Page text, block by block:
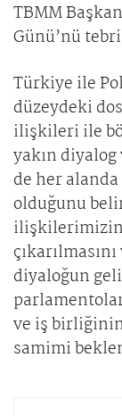
TBMM
Günü’nü
Türkiye ile
düzeydeki
ilişkileri ile
yakın
de her
olduğunu
ilişkilerimizin
diyaloğun
ve iş
samimi